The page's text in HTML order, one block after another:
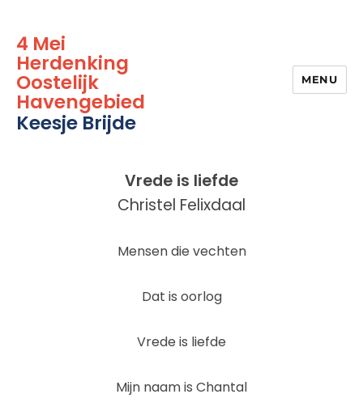
4 Mei
Herdenking
Oostelijk
Havengebied
Keesje Brijde
MENU
Vrede is liefde
Christel Felixdaal
Mensen die vechten
Dat is oorlog
Vrede is liefde
Mijn naam is Chantal